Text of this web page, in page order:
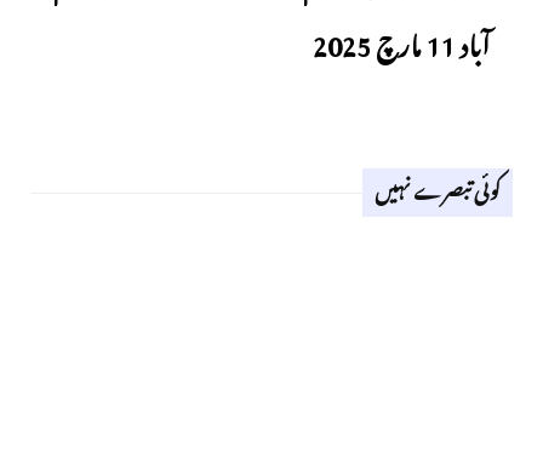
آباد 11 مارچ 2025
کوئی تبصرے نہیں